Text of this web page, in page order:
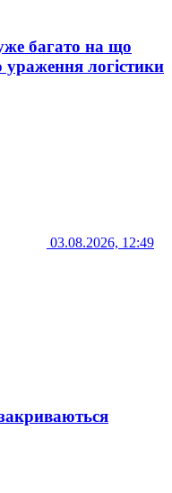
багато на що
логістики
03.08.2026, 12:49